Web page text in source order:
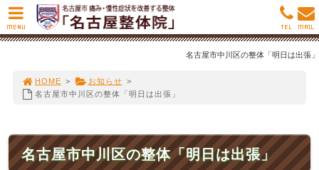
名古屋市中川区の整体「明日は出張」
HOME > お知らせ >
名古屋市中川区の整体「明日は出張」
名古屋市中川区の整体「明日は出張」
MENU MAIL
TEL